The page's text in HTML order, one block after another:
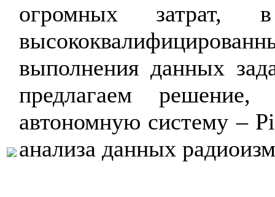
огромных затрат,
выполнения данных
предлагаем решение,
автономную систему –
анализа данных